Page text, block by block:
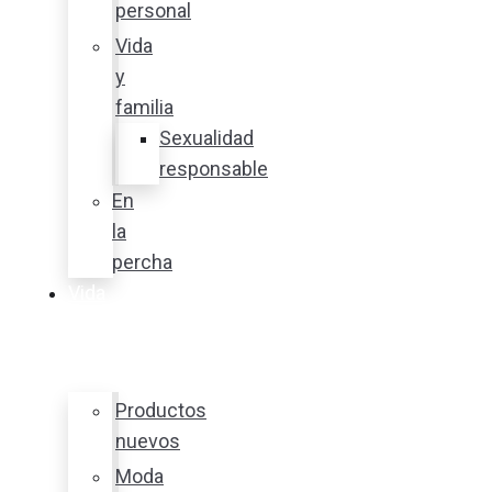
personal
Vida
y
familia
Sexualidad
responsable
En
la
percha
Productos
nuevos
Moda